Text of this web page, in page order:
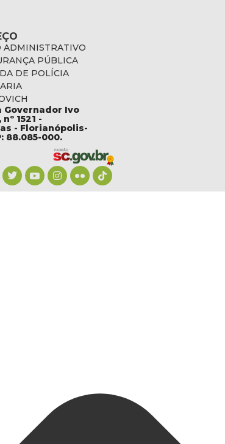
ADMINISTRATIVO
PÚBLICA
DE POLÍCIA
Governador Ivo
1521 -
- Florianópolis-
88.085-000.